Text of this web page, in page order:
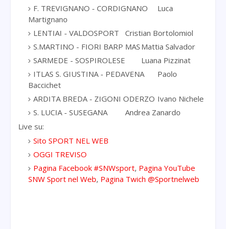
F. TREVIGNANO - CORDIGNANO
Luca
Martignano
LENTIAI - VALDOSPORT
Cristian Bortolomiol
S.MARTINO - FIORI BARP MAS Mattia Salvador
SARMEDE - SOSPIROLESE
Luana Pizzinat
ITLAS S. GIUSTINA - PEDAVENA
Paolo
Baccichet
ARDITA BREDA - ZIGONI ODERZO Ivano Nichele
S. LUCIA - SUSEGANA
Andrea Zanardo
Live su:
Sito SPORT NEL WEB
OGGI TREVISO
Pagina Facebook #SNWsport, Pagina YouTube
SNW Sport nel Web, Pagina Twich @Sportnelweb